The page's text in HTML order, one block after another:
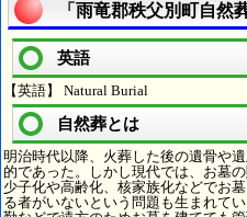
「雨竜郡秩父別町自然
英語
【英語】 Natural Burial
自然葬とは
明治時代以降、火葬した後の遺骨や
的であった。しかし現代では、お墓
少子化や高齢化、核家族化などでお
る者がいないという問題も生まれて